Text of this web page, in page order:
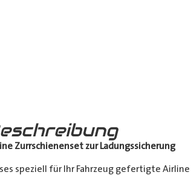
Zurrschienenset zur Ladungssicherung
speziell für Ihr Fahrzeug gefertigte